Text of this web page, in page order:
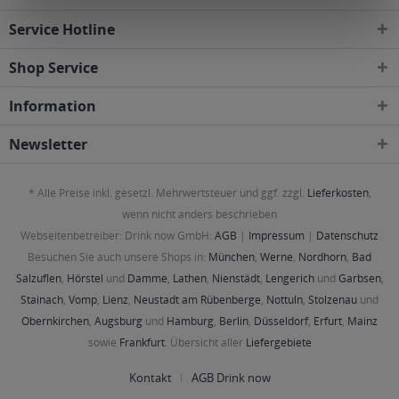
Service Hotline
Shop Service
Information
Newsletter
* Alle Preise inkl. gesetzl. Mehrwertsteuer und ggf. zzgl. Lieferkosten,
wenn nicht anders beschrieben
Webseitenbetreiber: Drink now GmbH: AGB | Impressum | Datenschutz
Besuchen Sie auch unsere Shops in: München, Werne, Nordhorn, Bad
Salzuflen, Hörstel und Damme, Lathen, Nienstädt, Lengerichund Garbsen,
Stainach, Vomp, Lienz, Neustadt am Rübenberge, Nottuln, Stolzenau und
Obernkirchen, Augsburg und Hamburg, Berlin, Düsseldorf, Erfurt, Mainz
sowie Frankfurt. Übersicht aller Liefergebiete
Kontakt AGB Drink now